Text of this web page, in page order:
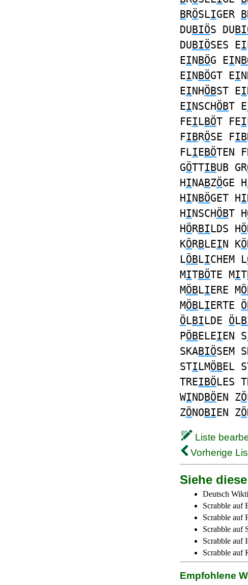
BRÖSLIGER B
DUBIÖS DU
DUBIÖSES EI
EINBÖG EIN
EINBÖGT EI
EINHÖBST EI
EINSCHÖBT E
FEILBÖT FEI
FIBRÖSE FIB
FLIEBÖTEN
GÖTTIBUB GR
HINABZÖGE H
HINBÖGET HI
HINSCHÖBT H
HÖRBILDS HÖ
KÖRBLEIN KÖ
LÖBLICHEM L
MITBÖTE MIT
MÖBLIERE M
MÖBLIERTE
ÖLBILDE ÖL
PÖBELEIEN S
SKABIÖSEM
STILMÖBEL
TREIBÖLES
WINDBÖEN ZÖ
ZÖNOBIEN ZÖ
Liste
Vorherige
Siehe
Deutsch
Scrabble auf
Scrabble auf
Scrabble auf
Scrabble auf
Scrabble auf
Empfohlene